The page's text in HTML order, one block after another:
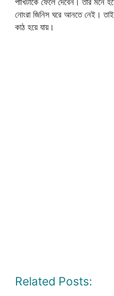
নোংরা জিনিস ঘরে আনতে নেই।
কাঠ হয়ে যায়।
Related Posts: